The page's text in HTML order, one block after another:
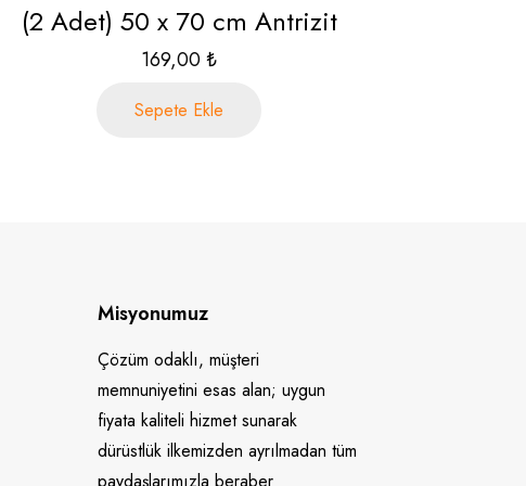
(2 Adet) 50 x 70 cm Antrizit
169,00₺
Sepete Ekle
Misyonumuz
Çözüm odaklı, müşteri
memnuniyetini esas alan; uygun
fiyata kaliteli hizmet sunarak
dürüstlük ilkemizden ayrılmadan tüm